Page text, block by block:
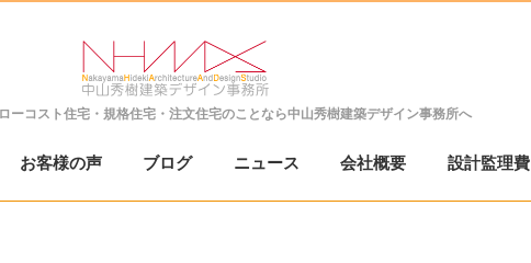
ローコスト住宅・規格住宅・注文住宅のことなら中山秀樹建築デザイン事務所へ
お客様の声 ブログ ニュース 会社概要 設計監理費